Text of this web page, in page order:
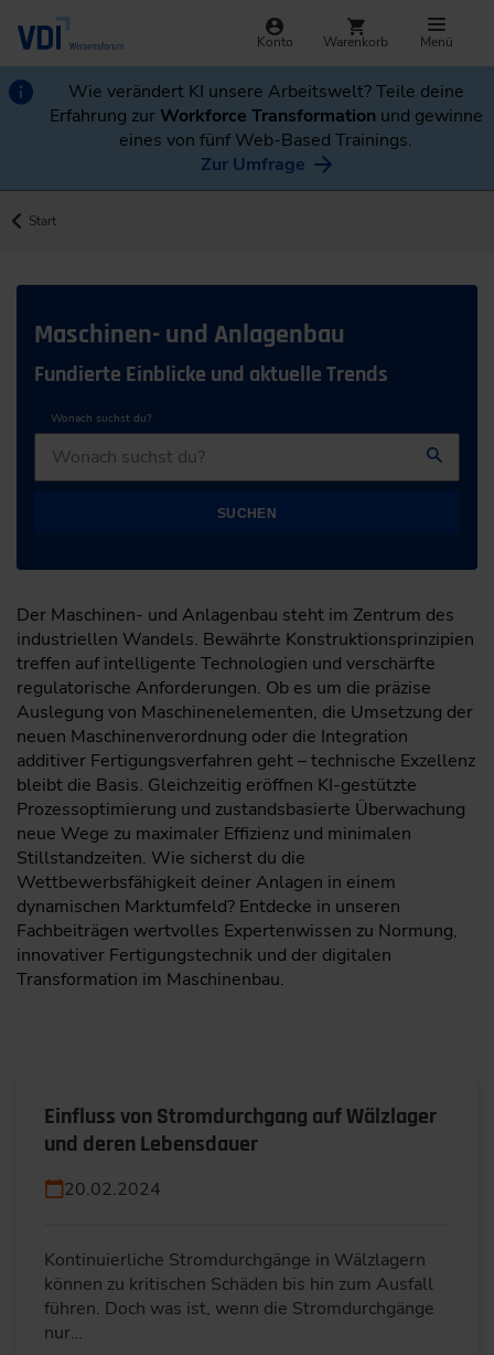
Konto Warenkorb Menü
Wie verändert KI unsere Arbeitswelt? Teile deine
Erfahrung zurWorkforce Transformation und gewinne
eines von fünf Web-Based Trainings.
Zur Umfrage
Start
Maschinen- und Anlagenbau
Fundierte Einblicke und aktuelle Trends
Wonach suchst du?
SUCHEN
Der Maschinen- und Anlagenbau steht im Zentrum des
industriellen Wandels. Bewährte Konstruktionsprinzipien
treffen auf intelligente Technologien und verschärfte
regulatorische Anforderungen. Ob es um die präzise
Auslegung von Maschinenelementen, die Umsetzung der
neuen Maschinenverordnung oder die Integration
additiver Fertigungsverfahren geht – technische Exzellenz
bleibt die Basis. Gleichzeitig eröffnen KI-gestützte
Prozessoptimierung und zustandsbasierte Überwachung
neue Wege zu maximaler Effizienz und minimalen
Stillstandzeiten. Wie sicherst du die
Wettbewerbsfähigkeit deiner Anlagen in einem
dynamischen Marktumfeld? Entdecke in unseren
Fachbeiträgen wertvolles Expertenwissen zu Normung,
innovativer Fertigungstechnik und der digitalen
Transformation im Maschinenbau.
Einfluss von Stromdurchgang auf Wälzlager
und deren Lebensdauer
20.02.2024
Kontinuierliche Stromdurchgänge in Wälzlagern
können zu kritischen Schäden bis hin zum Ausfall
führen. Doch was ist, wenn die Stromdurchgänge
nur…